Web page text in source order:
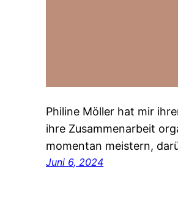
Philine Möller hat mir
ihre Zusammenarbeit
momentan meistern,
Juni 6, 2024